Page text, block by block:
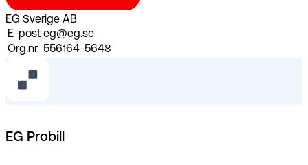
EG Sverige AB
E-post eg@eg.se
Org.nr 556164-5648
EG Probill